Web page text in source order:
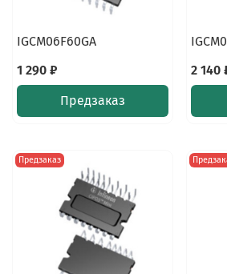
IGCM06F60GA
1 290 ₽
Предзаказ
2 140
Предзаказ